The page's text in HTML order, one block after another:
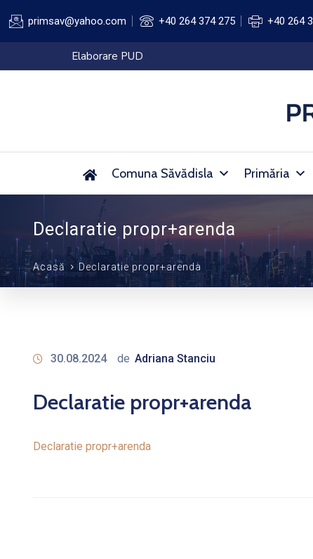
primsav@yahoo.com +40 264 374 275 +40 264
Elaborare PUD
Comuna Săvădisla Primăria
Declaratie propr+arenda
Acasă Declaratie propr+arenda
30.08.2024 de Adriana Stanciu
Declaratie propr+arenda
Declaratie propr+arenda